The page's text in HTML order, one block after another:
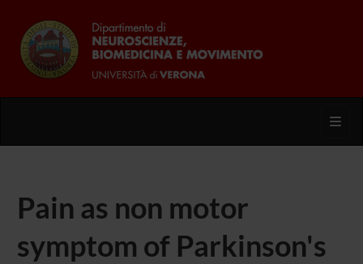
Pain as non motor
symptom of Parkinson's